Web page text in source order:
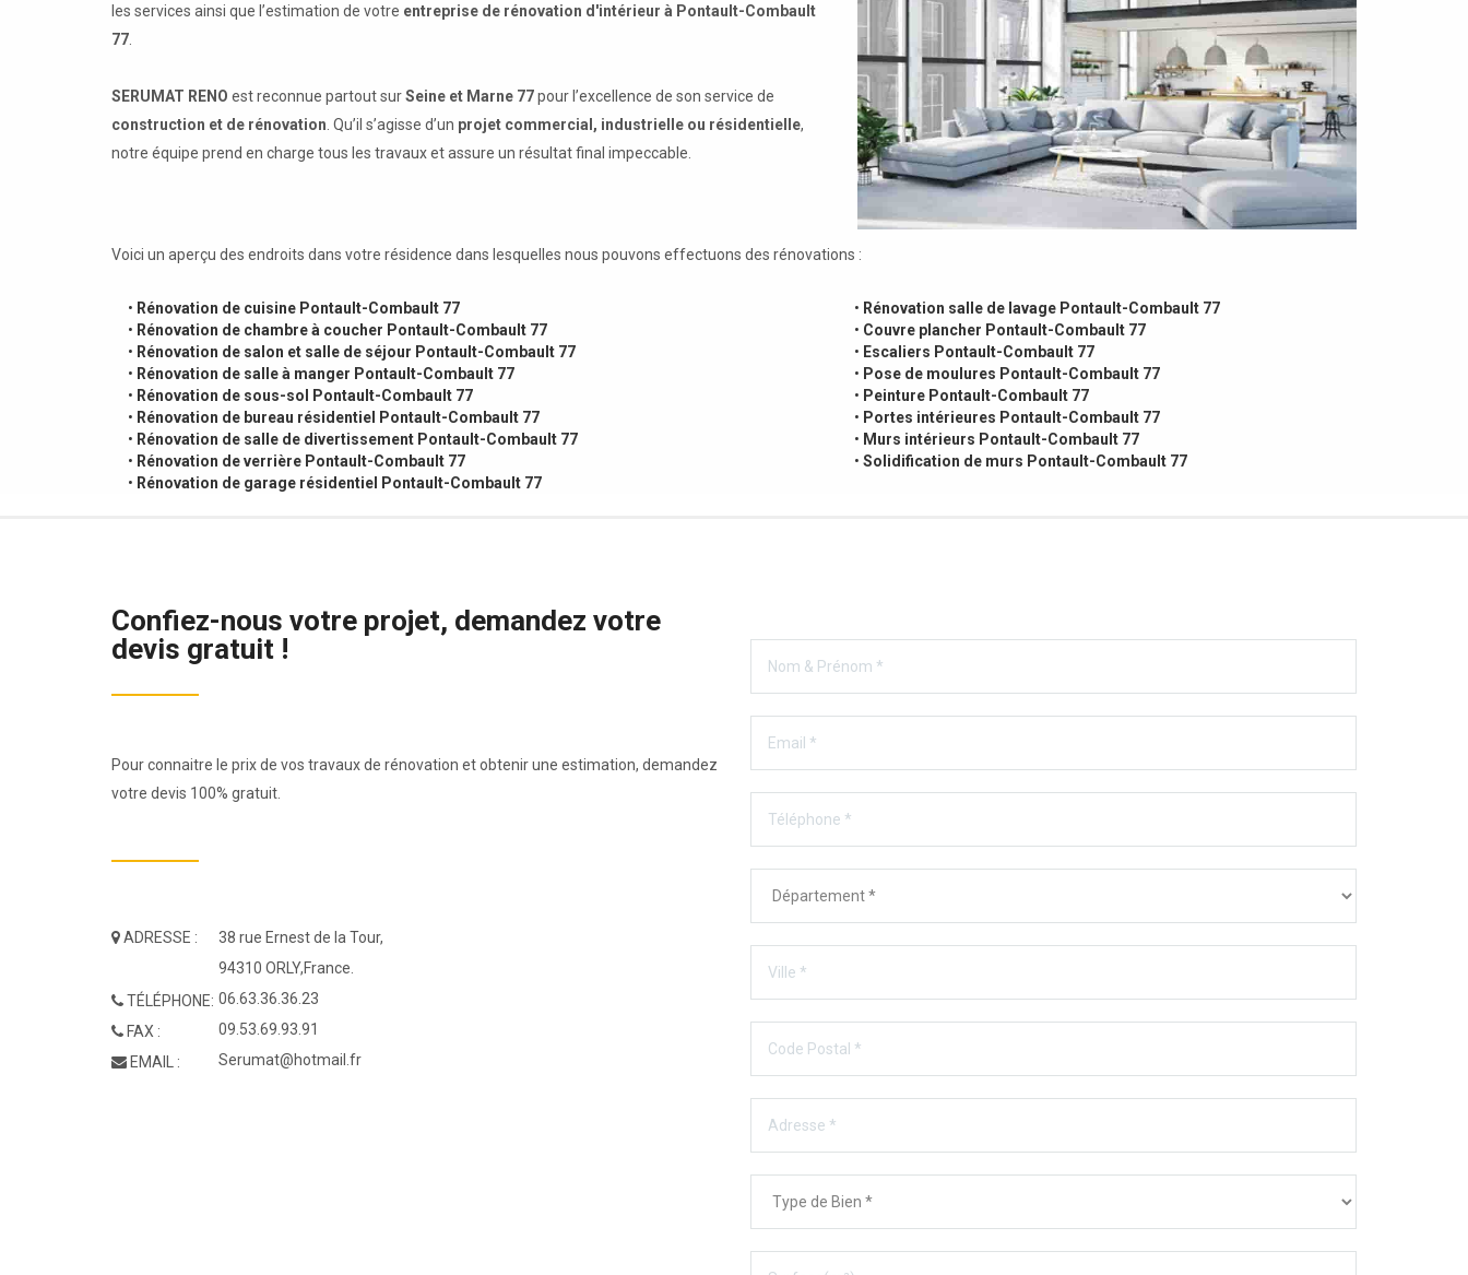
les services ainsi que l’estimation de votre entreprise de rénovation d'intérieur à Pontault-Combault
77
SERUMAT RENO est reconnue partout surSeine et Marne 77pour l’excellence de son service de
construction et de rénovation . Qu’il s’agisse d’un projet commercial, industrielle ou résidentielle,
notre équipe prend en charge tous les travaux et assure un résultat final impeccable.
Voici un aperçu des endroits dans votre résidence dans lesquelles nous pouvons effectuons des rénovations :
• Rénovation de cuisine Pontault-Combault 77
• Rénovation de chambre à coucher Pontault-Combault 77
• Rénovation de salon et salle de séjour Pontault-Combault 77
• Rénovation de salle à manger Pontault-Combault 77
• Rénovation de sous-sol Pontault-Combault 77
• Rénovation de bureau résidentiel Pontault-Combault 77
• Rénovation de salle de divertissement Pontault-Combault 77
• Rénovation de verrière Pontault-Combault 77
• Rénovation de garage résidentiel Pontault-Combault 77
• Rénovation salle de lavage Pontault-Combault 77
• Couvre plancher Pontault-Combault 77
• Escaliers Pontault-Combault 77
• Pose de moulures Pontault-Combault 77
• Peinture Pontault-Combault 77
• Portes intérieures Pontault-Combault 77
• Murs intérieurs Pontault-Combault 77
• Solidification de murs Pontault-Combault 77
Confiez-nous votre projet, demandez votre
devis gratuit !
Pour connaitre le prix de vos travaux de rénovation et obtenir une estimation, demandez
votre devis 100% gratuit.
ADRESSE :
TÉLÉPHONE:
FAX :
EMAIL :
38 rue Ernest de la Tour,
94310 ORLY,France.
06.63.36.36.23
09.53.69.93.91
Serumat@hotmail.fr